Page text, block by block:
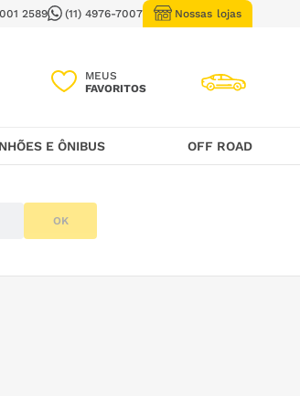
Nossas lojas
2589 (11) 4976-7007
MEUS
E ÔNIBUS OFF ROAD
OK